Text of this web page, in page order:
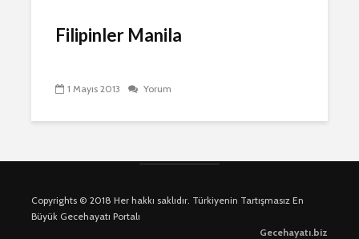
Filipinler Manila
1 Mayıs 2013 Yorum
Copyrights © 2018 Her hakkı saklıdır. Türkiyenin Tartışmasız En
Büyük Gecehayatı Portalı
Gecehayatı.biz